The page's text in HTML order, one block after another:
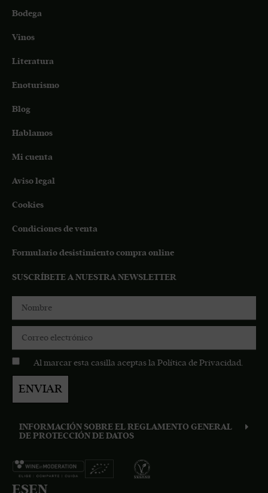
Bodega
Vinos
Literatura
Enoturismo
Blog
Hablamos
Mi cuenta
Aviso legal
Cookies
Condiciones de venta
Formulario desistimiento compra online
SUSCRÍBETE A NUESTRA NEWSLETTER
Al marcar esta casilla aceptas la Política de Privacidad
ENVIAR
INFORMACIÓN SOBRE EL REGLAMENTO GENERAL
DE PROTECCIÓN DE DATOS
ESEN